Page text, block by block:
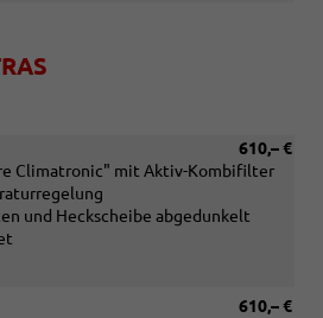
610,– €
Climatronic" mit Aktiv-Kombifilter
und Heckscheibe abgedunkelt
610,– €